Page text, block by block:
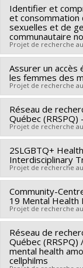
Grant programs:
Grant programs:
recherche
Lead researcher :
Funding sources:
Santé (FRSQ)
Grant programs:
Junior 1
Identifier et
et consommation
sexuelles et de
communautaire
Projet de recherche au
Lead researcher :
Funding sources:
Santé (FRSQ)
Grant programs:
chercheurs
Assurer un accès
les femmes des
Projet de recherche au
Lead researcher :
Co-researchers :
Funding sources:
Services sociaux
Grant programs:
Réseau de
Québec (RRSPQ)
Projet de recherche au
Lead researcher :
Co-researchers :
Funding sources:
Santé (FRSQ)
Grant programs:
recherche
2SLGBTQ+
Interdisciplinary
Projet de recherche au
Lead researcher :
Co-researchers :
Funding sources:
Canada
Grant programs:
Community-
19 Mental Health
Projet de recherche au
Co-researchers :
Funding sources:
Grant programs:
Réseau de
Québec
mental health
cellphilms